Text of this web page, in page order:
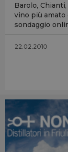
Barolo,
vino più amato
sondaggio
22.02.2010